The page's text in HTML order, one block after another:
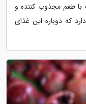
طعم مجذوب کننده و
که دوباره این غذای